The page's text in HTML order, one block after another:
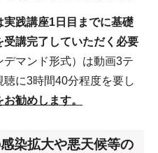
践講座1日目までに基礎
講完了していただく必要
デマンド形式）は動画3テ
に3時間40分程度を要し
勧めします。
染拡大や悪天候等の